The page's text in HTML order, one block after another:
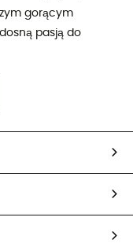
gorącym
pasją do